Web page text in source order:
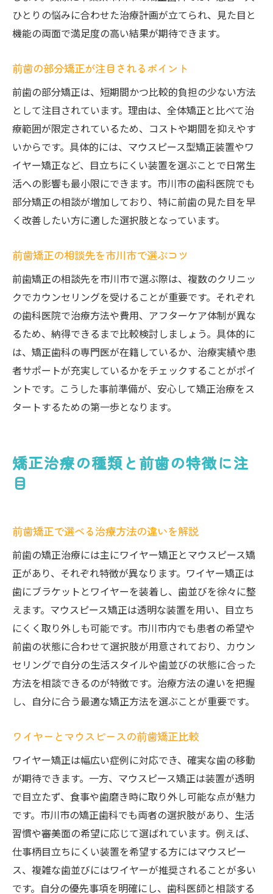
目立ちにくい前歯矯正の装置と選び方
マウスピース矯正で前歯を自然に整える
前歯矯正で気になる見た目の不安を解消
市川市で選べる目立ちにくい前歯矯正法
ひとりの悩みに合わせた治療計画が立てられ、見た目と
機能の両面で満足度の高い結果が期待できます。
前歯の部分矯正が注目されるポイント
前歯の部分矯正は、短期間かつ比較的負担の少ない方法
として注目されています。理由は、全体矯正と比べて治
療範囲が限定されているため、コストや期間を抑えやす
いからです。具体的には、マウスピース型矯正装置やワ
イヤー矯正など、目立ちにくい装置を選ぶことで日常生
活への影響も最小限にできます。市川市の歯科医院でも
部分矯正の相談が増加しており、特に前歯の見た目を早
く改善したい方に適した選択肢となっています。
前歯矯正の相談先を市川市で選ぶコツ
前歯矯正の相談先を市川市で選ぶ際は、複数のクリニッ
クでカウンセリングを受けることが重要です。それぞれ
の歯科医院で治療方法や費用、アフターケア体制が異な
るため、納得できるまで比較検討しましょう。具体的に
は、矯正歯科の専門医が在籍しているか、治療実績や患
者サポートが充実しているかをチェックすることがポイ
ントです。こうした事前準備が、安心して矯正治療をス
タートするための第一歩となります。
矯正治療の種類と前歯の特徴に注
目
前歯矯正で選べる治療方法の違いを解説
前歯の矯正治療には主にワイヤー矯正とマウスピース矯
正があり、それぞれ特徴が異なります。ワイヤー矯正は
歯にブラケットとワイヤーを装着し、歯並びを徐々に整
えます。マウスピース矯正は透明な装置を用い、目立ち
にくく取り外しも可能です。市川市内でも患者の希望や
前歯の状態に合わせて選択肢が用意されており、カウン
セリングで自分の生活スタイルや歯並びの状態に合った
方法を相談できるのが特徴です。治療方法の違いを把握
し、自分に合う最適な矯正方法を選ぶことが重要です。
ワイヤーとマウスピースの前歯矯正比較
ワイヤー矯正は幅広い症例に対応でき、確実な歯の移動
が期待できます。一方、マウスピース矯正は装置が透明
で目立たず、食事や歯磨き時に取り外し可能な点が魅力
です。市川市の矯正歯科でも両者の選択肢があり、生活
習慣や審美面の希望に応じて選ばれています。例えば、
仕事柄目立ちにくい装置を希望する方にはマウスピー
ス、複雑な歯並びにはワイヤーが推奨されることが多い
です。自分の優先事項を明確にし、歯科医師と相談する